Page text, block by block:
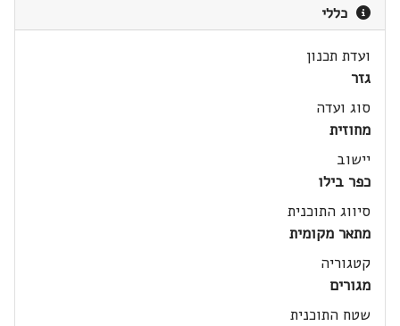
כללי
ועדת תכנון
גזר
סוג ועדה
מחוזית
יישוב
כפר בילו
סיווג התוכנית
מתאר מקומית
קטגוריה
מגורים
שטח התוכנית